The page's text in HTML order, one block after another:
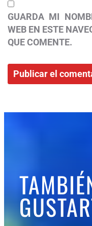
GUARDA MI
WEB EN ESTE
QUE COMENTE.